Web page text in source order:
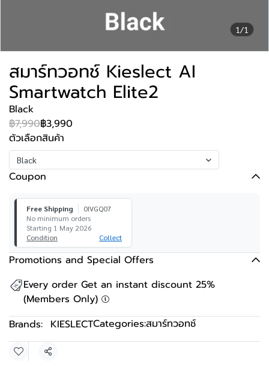
1/1
สมาร์ทวอทช์ Kieslect AI
Smartwatch Elite2
Black
฿7,990฿3,990
ตัวเลือกสินค้า
Black
Coupon
Free Shipping
0IVGQ07
No minimum orders
Starting 1 May 2026
Condition
Collect
Promotions and Special Offers
Every order Get an instant discount 25%
(Members Only)
Brands: KIESLECTCategories:สมาร์ทวอทช์
Share